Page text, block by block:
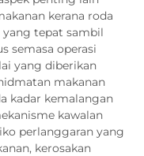
kerana roda
tepat sambil
semasa operasi
yang diberikan
makanan
kadar kemalangan
kawalan
perlanggaran yang
kerosakan